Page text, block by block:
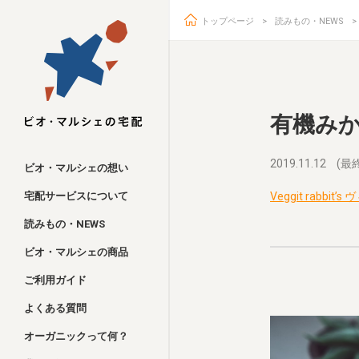
ビオ・マルシェ
ビオ・マルシェの想い
宅配サービスについて
読みもの・NEWS
ビオ・マルシェの商品
ご利用ガイド
よくある質問
オーガニックって何？
トップページ 読みもの・NEWS
有機み
2019.11.12 (最
Veggit rabbit’s